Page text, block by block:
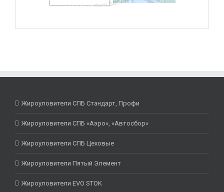
Жироуловители СПБ Стандарт, Профи
Жироуловители СПБ «Аэро», «Автосбор»
Жироуловители СПБ Цеховые
Жироуловители Пятый Элемент
Жироуловители EVO STOK